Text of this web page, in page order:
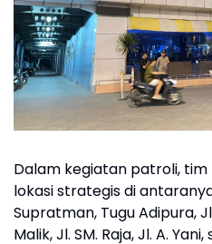
Dalam kegiatan patroli, tim
lokasi strategis di
Supratman, Tugu Adipura,
Malik, Jl. SM. Raja, Jl. A.